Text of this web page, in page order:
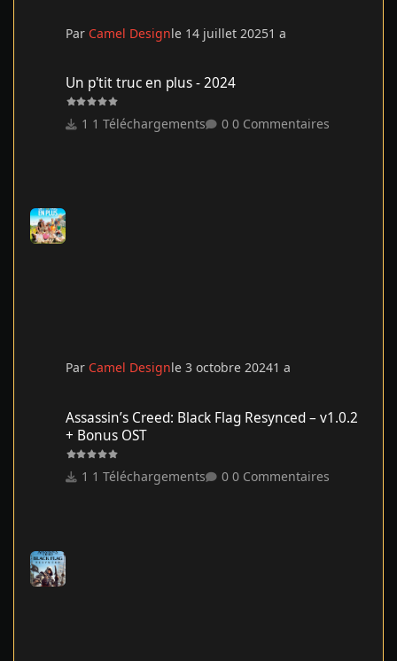
Par Camel Designle 14 juillet 20251 a
Un p'tit truc en plus - 2024
1 Téléchargements 0 Commentaires
Par Camel Designle 3 octobre 20241 a
Assassin’s Creed: Black Flag Resynced – v1.0.2
+ Bonus OST
1 Téléchargements 0 Commentaires